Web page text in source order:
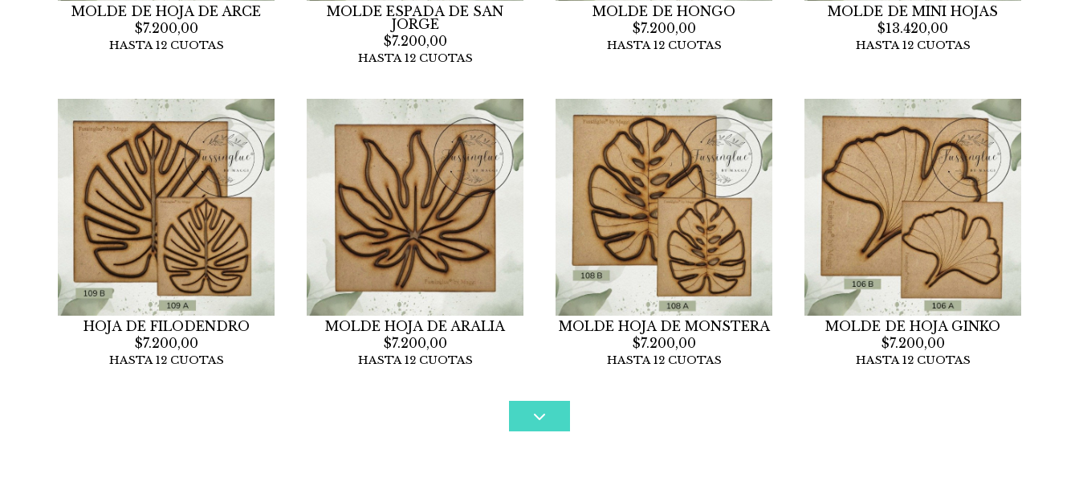
MOLDE DE HOJA DE ARCE
$7.200,00
HASTA 12 CUOTAS
MOLDE ESPADA DE SAN
JORGE
$7.200,00
HASTA 12 CUOTAS
MOLDE DE HONGO
$7.200,00
HASTA 12 CUOTAS
MOLDE DE MINI HOJAS
$13.420,00
HASTA 12 CUOTAS
HOJA DE FILODENDRO
$7.200,00
HASTA 12 CUOTAS
MOLDE HOJA DE ARALIA
$7.200,00
HASTA 12 CUOTAS
MOLDE HOJA DE MONSTERA
$7.200,00
HASTA 12 CUOTAS
MOLDE DE HOJA GINKO
$7.200,00
HASTA 12 CUOTAS